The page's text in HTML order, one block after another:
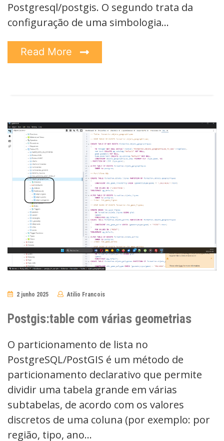
Postgresql/postgis. O segundo trata da
configuração de uma simbologia…
Read More
2 junho 2025 Atilio Francois
Postgis:table com várias geometrias
O particionamento de lista no
PostgreSQL/PostGIS é um método de
particionamento declarativo que permite
dividir uma tabela grande em várias
subtabelas, de acordo com os valores
discretos de uma coluna (por exemplo: por
região, tipo, ano…